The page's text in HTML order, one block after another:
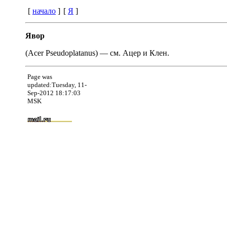
[ начало ] [ Я ]
Явор
(Acer Pseudoplatanus) — см. Ацер и Клен.
Page was
updated:Tuesday, 11-
Sep-2012 18:17:03
MSK